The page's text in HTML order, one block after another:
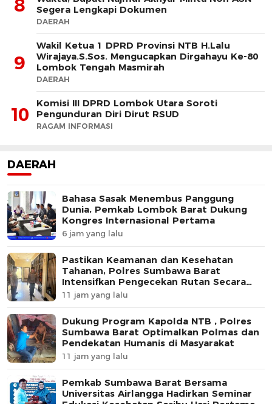
8
Segera Lengkapi Dokumen
DAERAH
9
Wakil Ketua 1 DPRD Provinsi NTB H.Lalu
Wirajaya.S.Sos. Mengucapkan Dirgahayu Ke-80
Lombok Tengah Masmirah
DAERAH
10
Komisi III DPRD Lombok Utara Soroti
Pengunduran Diri Dirut RSUD
RAGAM INFORMASI
DAERAH
Bahasa Sasak Menembus Panggung
Dunia, Pemkab Lombok Barat Dukung
Kongres Internasional Pertama
6 jam yang lalu
Pastikan Keamanan dan Kesehatan
Tahanan, Polres Sumbawa Barat
Intensifkan Pengecekan Rutan Secara
Berkala
11 jam yang lalu
Dukung Program Kapolda NTB , Polres
Sumbawa Barat Optimalkan Polmas dan
Pendekatan Humanis di Masyarakat
11 jam yang lalu
Pemkab Sumbawa Barat Bersama
Universitas Airlangga Hadirkan Seminar